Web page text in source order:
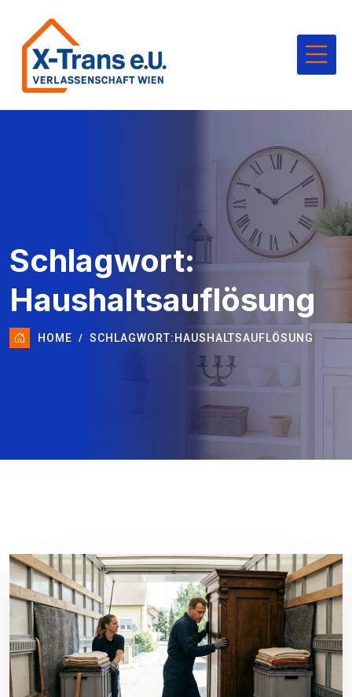
Schlagwort:
Haushaltsauflösung
HOME SCHLAGWORT: HAUSHALTSAUFLÖSUNG